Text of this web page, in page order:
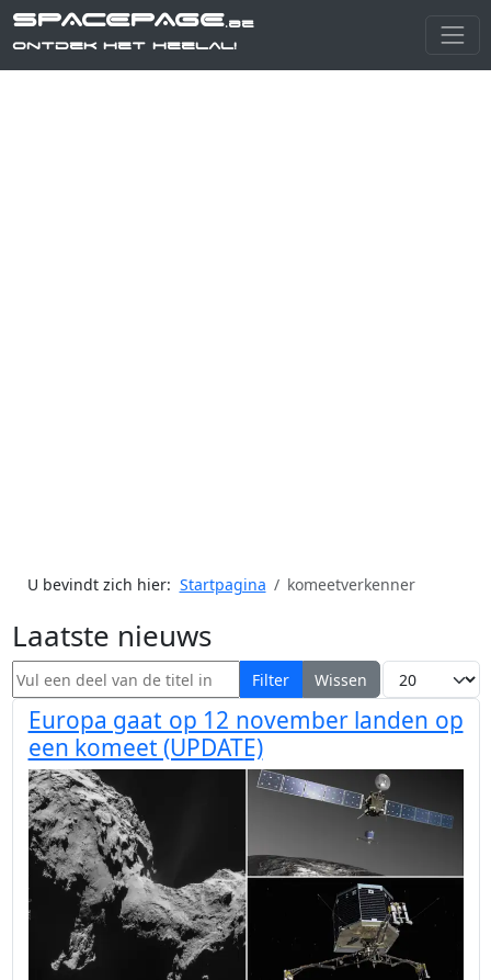
SPACEPAGE.be
Ontdek het heelal!
U bevindt zich hier: Startpagina komeetverkenner
Laatste nieuws
Vul een deel van de titel in Filter Wissen Toon #
Europa gaat op 12 november landen op
een komeet (UPDATE)